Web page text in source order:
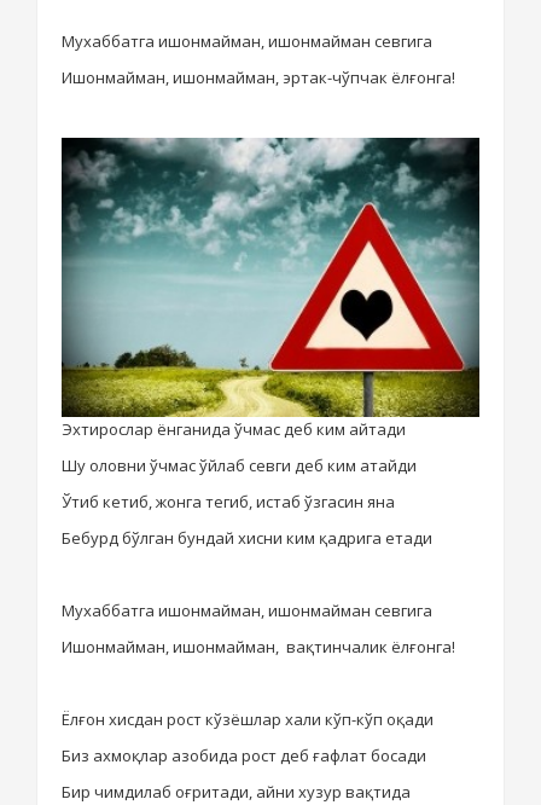
Мухаббатга ишонмайман, ишонмайман севгига
Ишонмайман, ишонмайман, эртак-чўпчак ёлғонга!
Эхтирослар ёнганида ўчмас деб ким айтади
Шу оловни ўчмас ўйлаб севги деб ким атайди
Ўтиб кетиб, жонга тегиб, истаб ўзгасин яна
Бебурд бўлган бундай хисни ким қадрига етади
Мухаббатга ишонмайман, ишонмайман севгига
Ишонмайман, ишонмайман, вақтинчалик ёлғонга!
Ёлғон хисдан рост кўзёшлар хали кўп-кўп оқади
Биз ахмоқлар азобида рост деб ғафлат босади
Бир чимдилаб оғритади, айни хузур вақтида